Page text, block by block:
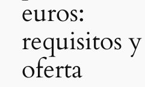
euros:
requisitos y
oferta